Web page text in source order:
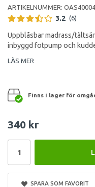
ARTIKELNUMMER:
3.2 (6)
Uppblåsbar madrass/
inbyggd fotpump och
LÄS MER
Finns i lager för
340 kr
SPARA SOM FAVORIT